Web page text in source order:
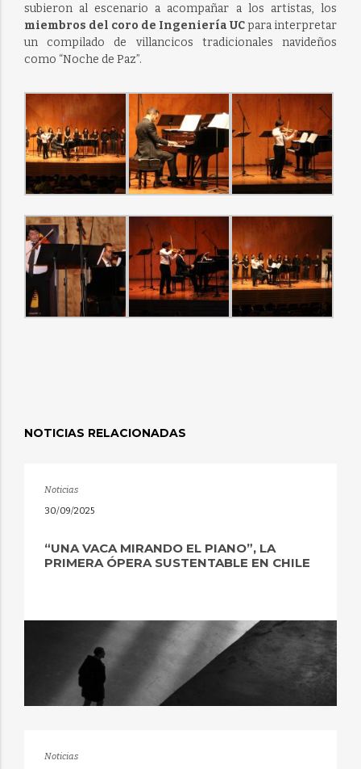
subieron al escenario a acompañar a los artistas, los
miembros del coro de Ingeniería UCpara interpretar
un compilado de villancicos tradicionales navideños
como “Noche de Paz”.
NOTICIAS RELACIONADAS
Noticias
30/09/2025
“UNA VACA MIRANDO EL PIANO”, LA
PRIMERA ÓPERA SUSTENTABLE EN CHILE
Noticias